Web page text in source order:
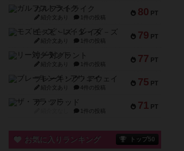
80 PT
ガルフストライク
紹介文あり 1件の投稿
79 PT
モズビ－ズ・レイダ－ズ
紹介文あり 1件の投稿
77 PT
リー対グラント
紹介文あり 1件の投稿
75 PT
ブレーキング・アウェイ
紹介文あり 4件の投稿
71 PT
ザ・フラッド
1件の投稿
お気に入りランキング トップ50